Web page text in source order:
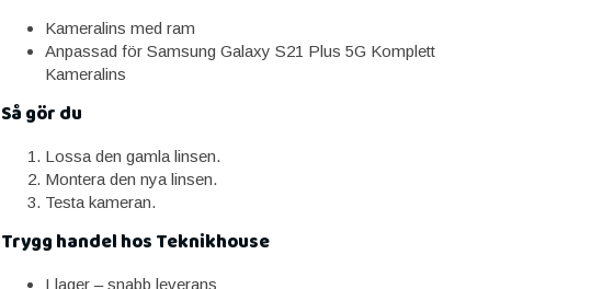
Kameralins med ram
Anpassad för Samsung Galaxy S21 Plus 5G Komplett
Kameralins
Så gör du
Lossa den gamla linsen.
Montera den nya linsen.
Testa kameran.
Trygg handel hos Teknikhouse
I lager – snabb leverans